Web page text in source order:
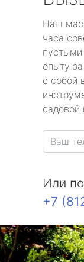
Наш
часа
опыту
с собой
садовой
Или
+7